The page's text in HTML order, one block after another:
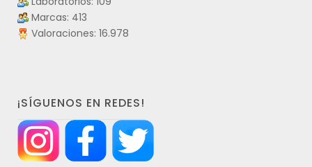
Marcas: 413
Valoraciones: 16.978
¡SÍGUENOS EN REDES!